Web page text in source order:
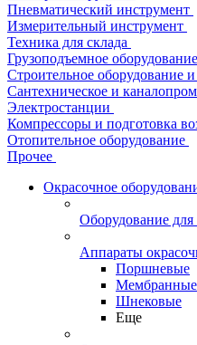
Пневматический инструмент
Измерительный инструмент
Техника для склада
Грузоподъемное
Строительное оборудование
Сантехническое и
Электростанции
Компрессоры и подготовка
Отопительное оборудование
Прочее
Окрасочное
Оборудование
Аппараты
Поршневые
Мембранные
Шнековые
Еще